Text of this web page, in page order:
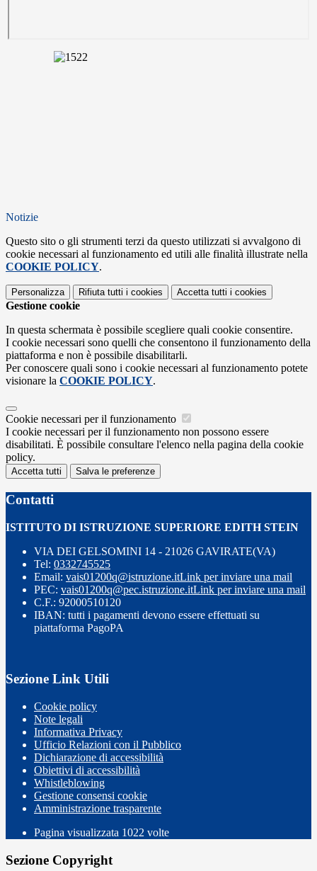
Notizie
Questo sito o gli strumenti terzi da questo utilizzati si avvalgono di
cookie necessari al funzionamento ed utili alle finalità illustrate nella
COOKIE POLICY.
Personalizza Rifiuta tutti i cookies Accetta tutti i cookies
Gestione cookie
In questa schermata è possibile scegliere quali cookie consentire.
I cookie necessari sono quelli che consentono il funzionamento della
piattaforma e non è possibile disabilitarli.
Per conoscere quali sono i cookie necessari al funzionamento potete
visionare la COOKIE POLICY.
Cookie necessari per il funzionamento
I cookie necessari per il funzionamento non possono essere
disabilitati. È possibile consultare l'elenco nella pagina della cookie
policy.
Accetta tutti Salva le preferenze
Contatti
ISTITUTO DI ISTRUZIONE SUPERIORE EDITH STEIN
VIA DEI GELSOMINI 14 - 21026 GAVIRATE(VA)
Tel: 0332745525
Email: vais01200q@istruzione.itLink per inviare una mail
PEC: vais01200q@pec.istruzione.itLink per inviare una mail
C.F.: 92000510120
IBAN: tutti i pagamenti devono essere effettuati su
piattaforma PagoPA
Sezione Link Utili
Cookie policy
Note legali
Informativa Privacy
Ufficio Relazioni con il Pubblico
Dichiarazione di accessibilità
Obiettivi di accessibilità
Whistleblowing
Gestione consensi cookie
Amministrazione trasparente
Pagina visualizzata 1022 volte
Sezione Copyright